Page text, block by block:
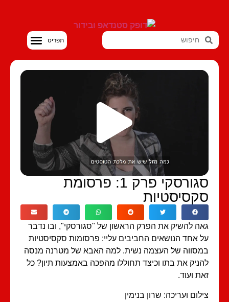
סגורסקי פרק 1: פרסומת
להשיק את הפרק הראשון של "סגורסקי", ובו נדבר
אחד הנושאים החביבים עליי: פרסומות סקסיסטיות
של העצמה נשית. למה האבא של מטרנה מנסה
את בתו וכיצד תחוללו מהפכה באמצעות תיון? כל
ועוד.
ועריכה: שרון בנימין